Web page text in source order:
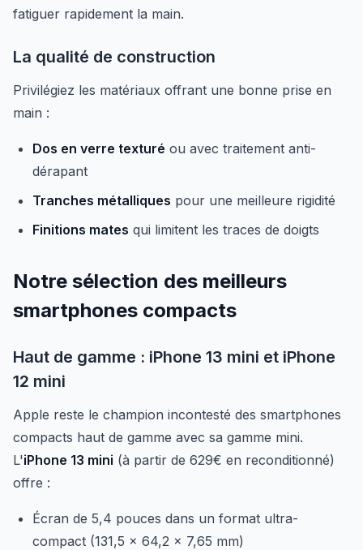
fatiguer rapidement la main.
La qualité de construction
Privilégiez les matériaux offrant une bonne prise en
main :
Dos en verre texturé ou avec traitement anti-
dérapant
Tranches métalliques pour une meilleure rigidité
Finitions mates qui limitent les traces de doigts
Notre sélection des meilleurs
smartphones compacts
Haut de gamme : iPhone 13 mini et iPhone
12 mini
Apple reste le champion incontesté des smartphones
compacts haut de gamme avec sa gamme mini.
L'iPhone 13 mini (à partir de 629€ en reconditionné)
offre :
Écran de 5,4 pouces dans un format ultra-
compact (131,5 x 64,2 x 7,65 mm)